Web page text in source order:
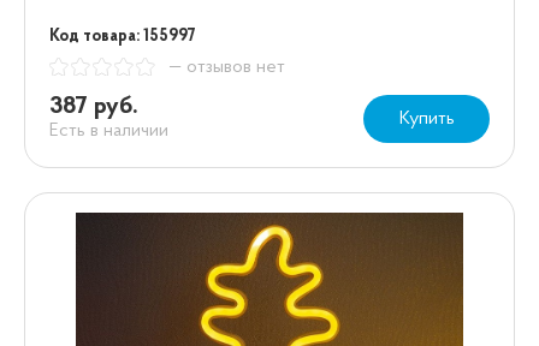
Код товара: 155997
— отзывов нет
387 руб.
Есть в наличии
Купить